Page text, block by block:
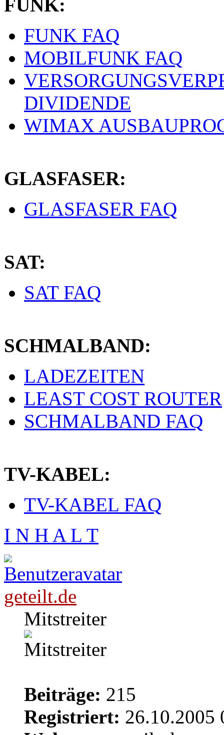
FUNK:
FUNK FAQ
MOBILFUNK FAQ
DIVIDENDE
WIMAX
GLASFASER:
GLASFASER FAQ
SAT:
SAT FAQ
SCHMALBAND:
LADEZEITEN
LEAST COST ROUTER
SCHMALBAND FAQ
TV-KABEL:
TV-KABEL FAQ
I N H A L T
geteilt.de
Mitstreiter
Beiträge: 215
Registriert: 26.10.2005